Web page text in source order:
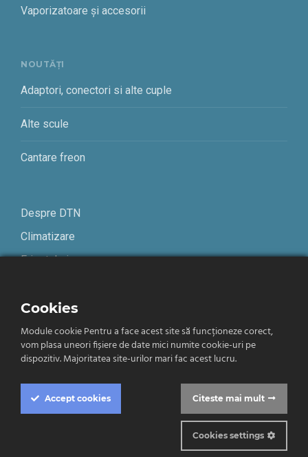
Vaporizatoare și accesorii
NOUTĂȚI
Adaptori, conectori si alte cuple
Alte scule
Cantare freon
Despre DTN
Climatizare
Frigotehnie
Termeni și condiții
Confidențialitate
Cookies
Module cookie Pentru a face acest site să funcționeze corect,
vom plasa uneori fișiere de date mici numite cookie-uri pe
dispozitiv. Majoritatea site-urilor mari fac acest lucru.
Accept cookies Citeste mai mult
Cookies settings